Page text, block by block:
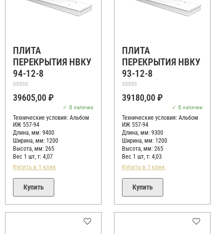
ПЛИТА
ПЕРЕКРЫТИЯ НВКУ
94-12-8
Оценка
0
39605,00₽
В наличии
Технические условия: Альбом
ИЖ 557-94
Длина, мм: 9400
Ширина, мм: 1200
Высота, мм: 265
Вес 1 шт, т: 4,07
Купить в 1 клик
Купить
ПЛИТА
ПЕРЕКРЫТИЯ НВКУ
93-12-8
Оценка
0
39180,00₽
В наличии
Технические условия: Альбом
ИЖ 557-94
Длина, мм: 9300
Ширина, мм: 1200
Высота, мм: 265
Вес 1 шт, т: 4,03
Купить в 1 клик
Купить